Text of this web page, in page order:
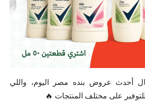
أحدث عروض بنده مصر اليوم، واللي
على مختلف المنتجات 🔥